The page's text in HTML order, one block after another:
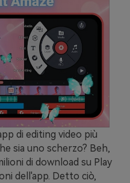
di editing video più
sia uno scherzo? Beh,
di download su Play
dell'app. Detto ciò,